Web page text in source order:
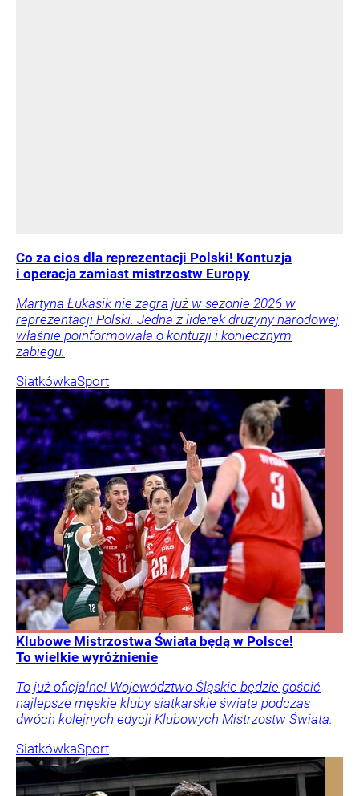
Co za cios dla reprezentacji Polski! Kontuzja
i operacja zamiast mistrzostw Europy
Martyna Łukasik nie zagra już w sezonie 2026 w
reprezentacji Polski. Jedna z liderek drużyny narodowej
właśnie poinformowała o kontuzji i koniecznym
zabiegu.
SiatkówkaSport
Klubowe Mistrzostwa Świata będą w Polsce!
To wielkie wyróżnienie
To już oficjalne! Województwo Śląskie będzie gościć
najlepsze męskie kluby siatkarskie świata podczas
dwóch kolejnych edycji Klubowych Mistrzostw Świata.
SiatkówkaSport